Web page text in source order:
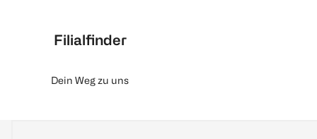
Filialfinder
Dein Weg zu uns